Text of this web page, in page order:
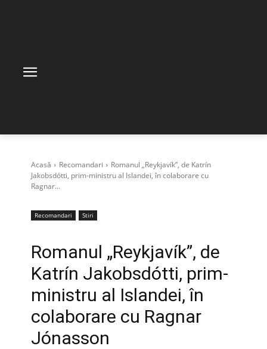
Acasă Recomandari
Romanul „Reykjavík”, de Katrín
Jakobsdótti, prim-ministru al Islandei, în colaborare cu
Ragnar...
Recomandari Stiri
Romanul „Reykjavík”, de
Katrín Jakobsdótti, prim-
ministru al Islandei, în
colaborare cu Ragnar
Jónasson